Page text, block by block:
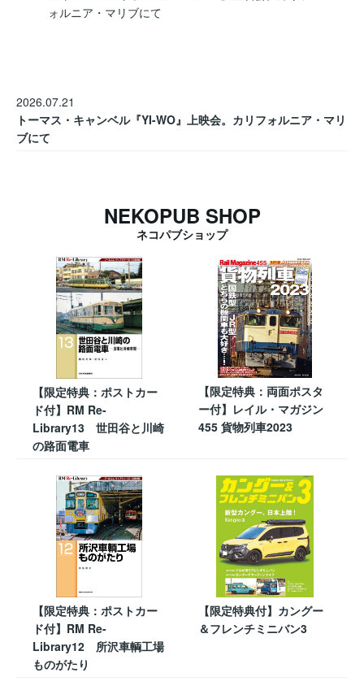
2026.07.21
トーマス・キャンベル『YI-WO』上映会。カリフォルニア・マリ
ブにて
NEKOPUB SHOP
ネコパブショップ
【限定特典：ポストカー
ド付】RM Re-
Library13 世田谷と川崎
の路面電車
【限定特典：両面ポスタ
ー付】レイル・マガジン
455 貨物列車2023
【限定特典：ポストカー
ド付】RM Re-
Library12 所沢車輌工場
ものがたり
【限定特典付】カングー
＆フレンチミニバン3